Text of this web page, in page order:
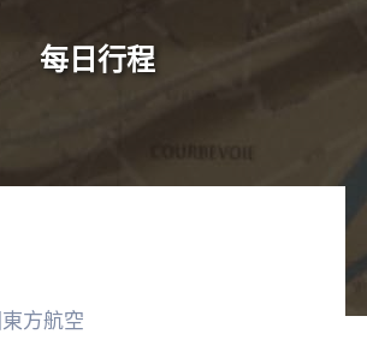
每日行程
方航空